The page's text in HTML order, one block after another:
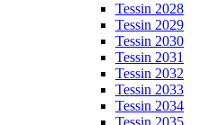
Tessin 2028
Tessin 2029
Tessin 2030
Tessin 2031
Tessin 2032
Tessin 2033
Tessin 2034
Tessin 2035